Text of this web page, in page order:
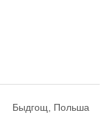
Быдгощ, Польша